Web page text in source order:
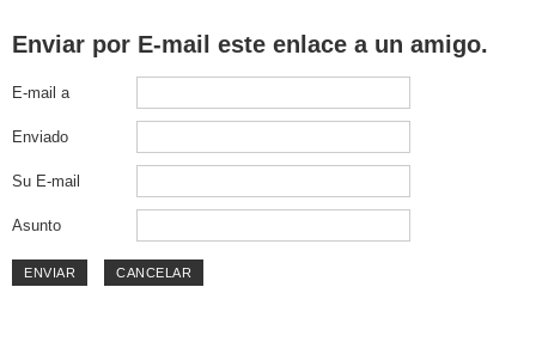
Enviar por E-mail este enlace a un amigo.
E-mail a
Enviado
Su E-mail
Asunto
ENVIAR CANCELAR